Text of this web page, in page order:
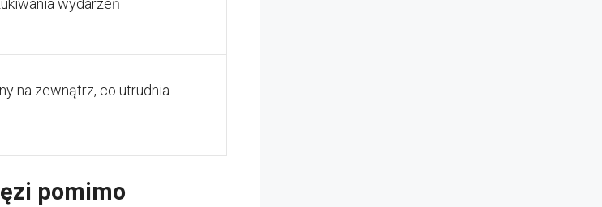
na zewnątrz, co utrudnia
pomimo